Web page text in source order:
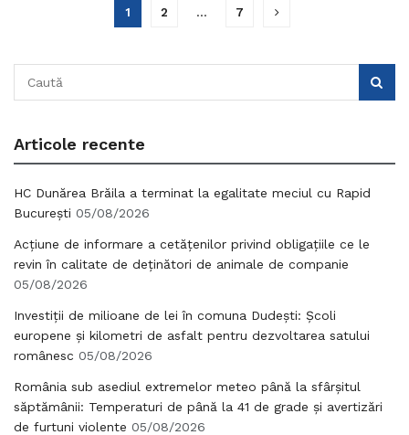
1 2 … 7
Articole recente
HC Dunărea Brăila a terminat la egalitate meciul cu Rapid
București 05/08/2026
Acțiune de informare a cetățenilor privind obligațiile ce le
revin în calitate de deținători de animale de companie
05/08/2026
Investiții de milioane de lei în comuna Dudești: Școli
europene și kilometri de asfalt pentru dezvoltarea satului
românesc 05/08/2026
România sub asediul extremelor meteo până la sfârșitul
săptămânii: Temperaturi de până la 41 de grade și avertizări
de furtuni violente 05/08/2026